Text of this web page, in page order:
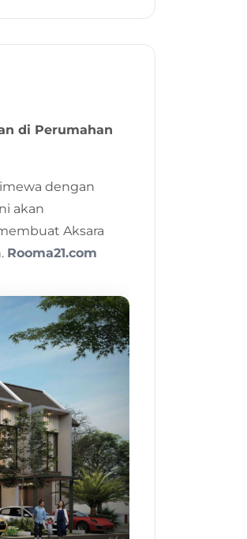
15 Jan 2024
di Perumahan
dengan
akan
Aksara
Rooma21.com